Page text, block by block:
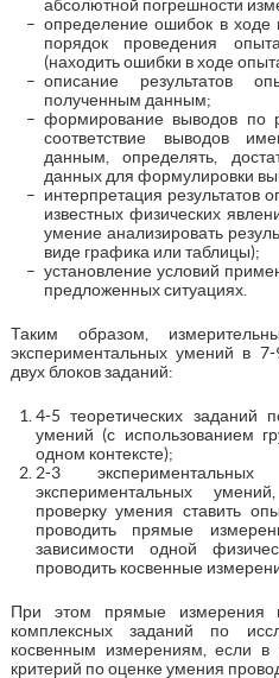
абсолютной погрешности
определение ошибок в ходе
порядок проведения
(находить ошибки в ходе
описание результатов
полученным данным;
формирование выводов по
соответствие выводов
данным, определять,
данных для формулировки
интерпретация результатов
известных физических
умение анализировать
виде графика или таблицы);
установление условий
предложенных ситуациях.
Таким образом,
экспериментальных умений в 7-
двух блоков заданий:
4-5 теоретических заданий
умений (с использованием
одном контексте);
2-3
экспериментальных
проверку умения ставить
проводить прямые
зависимости одной
проводить косвенные
При этом прямые измерения
комплексных заданий по
косвенным измерениям, если в
критерий по оценке умения